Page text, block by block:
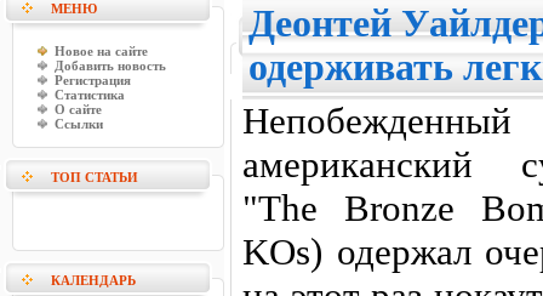
МЕНЮ
Новое на сайте
Добавить новость
Регистрация
Статистика
О сайте
Ссылки
ТОП СТАТЬИ
КАЛЕНДАРЬ
Деонтей
одерживать
американский
"The Bronze
KOs) одержал